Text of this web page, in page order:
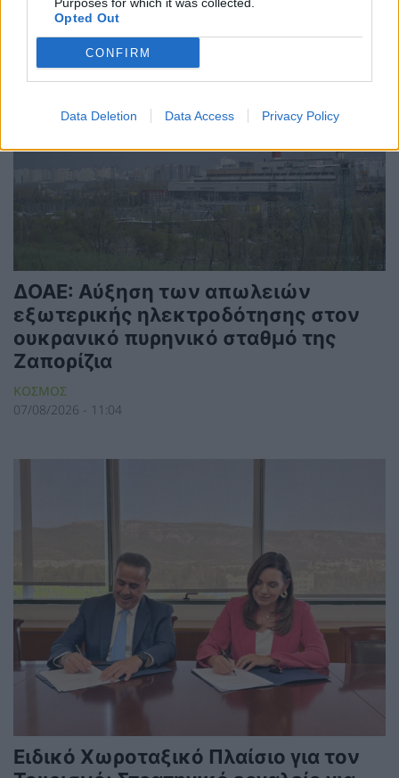
Opted Out
CONFIRM
Data Deletion Data Access Privacy Policy
ΔΟΑΕ: Αύξηση των απωλειών
εξωτερικής ηλεκτροδότησης στον
ουκρανικό πυρηνικό σταθμό της
Ζαπορίζια
ΚΟΣΜΟΣ
07/08/2026 - 11:04
Ειδικό Χωροταξικό Πλαίσιο για τον